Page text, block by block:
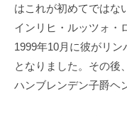
はこれが初めてではな
インリヒ・ルッツォ・
1999年10月に彼がリ
となりました。その後
ハンブレンデン子爵ヘ